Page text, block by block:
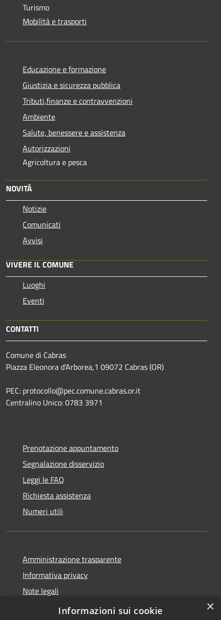
Turismo
Mobilità e trasporti
Educazione e formazione
Giustizia e sicurezza pubblica
Tributi,finanze e contravvenzioni
Ambiente
Salute, benessere e assistenza
Autorizzazioni
Agricoltura e pesca
NOVITÀ
Notizie
Comunicati
Avvisi
VIVERE IL COMUNE
Luoghi
Eventi
CONTATTI
Comune di Cabras
Piazza Eleonora d'Arborea,1 09072 Cabras (OR)
PEC: protocollo@pec.comune.cabras.or.it
Centralino Unico: 0783 3971
Prenotazione appuntamento
Segnalazione disservizio
Leggi le FAQ
Richiesta assistenza
Numeri utili
Amministrazione trasparente
Informativa privacy
Note legali
Dichiarazione di accessibilità
×
Informazioni sui cookie